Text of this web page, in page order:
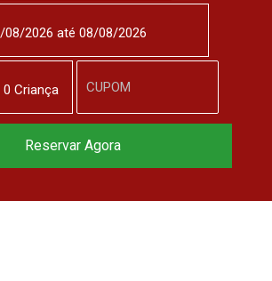
0 Criança
Reservar Agora